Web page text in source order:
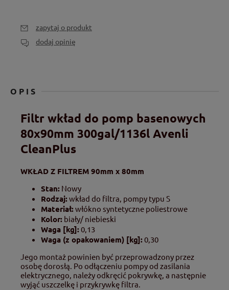
zapytaj o produkt
dodaj opinię
OPIS
Filtr wkład do pomp basenowych
80x90mm 300gal/1136l Avenli
CleanPlus
WKŁAD Z FILTREM 90mm x 80mm
Stan: Nowy
Rodzaj:wkład do filtra, pompy typu S
Materiał:włókno syntetyczne poliestrowe
Kolor: biały/ niebieski
Waga [kg]:0,13
Waga (z opakowaniem) [kg]:0,30
Jego montaż powinien być przeprowadzony przez
osobę dorosłą. Po odłączeniu pompy od zasilania
elektrycznego, należy odkręcić pokrywkę, a następnie
wyjąć uszczelkę i przykrywkę filtra.